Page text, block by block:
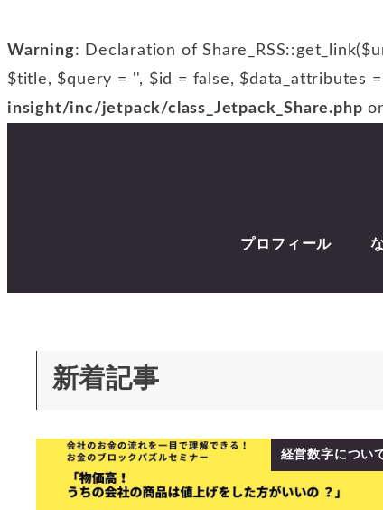
Warning: Declaration of
$title, $query = '', $id = false, $data_attributes
insight/inc/jetpack/class_Jetpack_Share.php
プロフィール
新着記事
経営数字につい